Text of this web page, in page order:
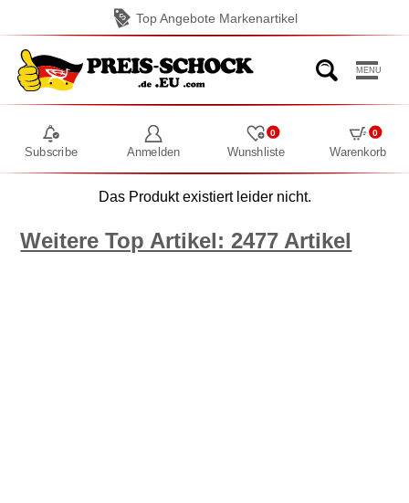
Top Angebote Markenartikel
MENU
Subscribe Anmelden Wunshliste
0
Warenkorb
0
Das Produkt existiert leider nicht.
Weitere Top Artikel: 2477 Artikel